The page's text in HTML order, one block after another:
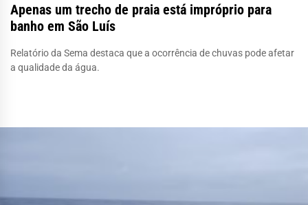
Apenas um trecho de praia está impróprio para
banho em São Luís
Relatório da Sema destaca que a ocorrência de chuvas pode afetar
a qualidade da água.